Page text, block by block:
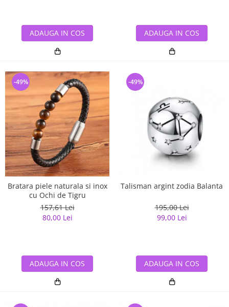
ADAUGA IN COS ADAUGA IN COS
Bratara piele naturala si inox
cu Ochi de Tigru
157,61 Lei
80,00 Lei
-49%
ADAUGA IN COS
Talisman argint zodia Balanta
195,00 Lei
99,00 Lei
-49%
ADAUGA IN COS